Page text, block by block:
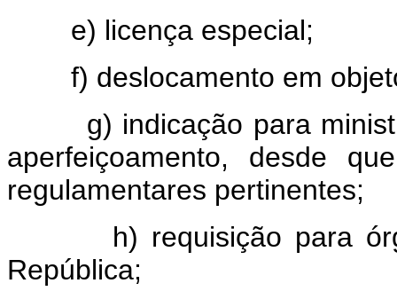
e) licença especial;
f) deslocamento em
g) indicação para
aperfeiçoamento, desde
regulamentares pertinentes;
h) requisição para
República;